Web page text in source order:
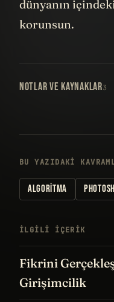
dünyanın
korunsun.
NOTLAR VE KAYNAKLAR3
BU YAZIDAKI
ALGORITMA
İLGILI IÇERIK
Fikrini
Girişimcilik